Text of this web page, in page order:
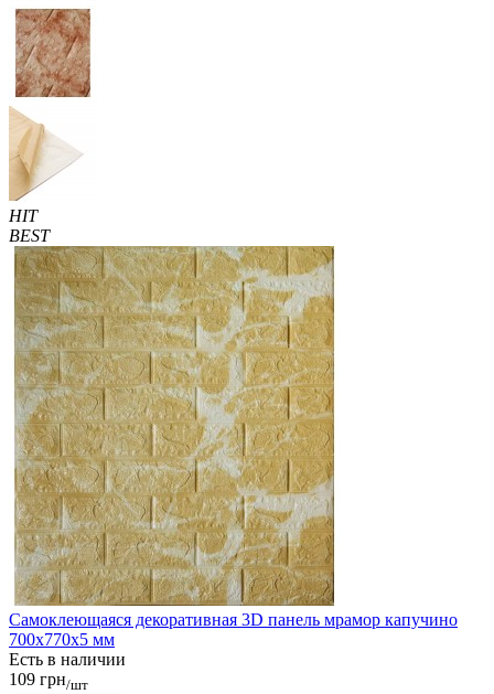
HIT
BEST
Самоклеющаяся декоративная 3D панель мрамор капучино
700x770x5 мм
Есть в наличии
109 грн/шт